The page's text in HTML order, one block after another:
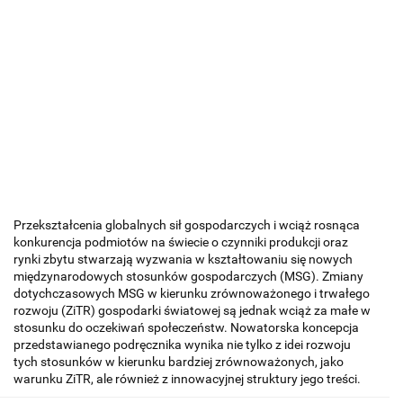
Przekształcenia globalnych sił gospodarczych i wciąż rosnąca
konkurencja podmiotów na świecie o czynniki produkcji oraz
rynki zbytu stwarzają wyzwania w kształtowaniu się nowych
międzynarodowych stosunków gospodarczych (MSG). Zmiany
dotychczasowych MSG w kierunku zrównoważonego i trwałego
rozwoju (ZiTR) gospodarki światowej są jednak wciąż za małe w
stosunku do oczekiwań społeczeństw. Nowatorska koncepcja
przedstawianego podręcznika wynika nie tylko z idei rozwoju
tych stosunków w kierunku bardziej zrównoważonych, jako
warunku ZiTR, ale również z innowacyjnej struktury jego treści.